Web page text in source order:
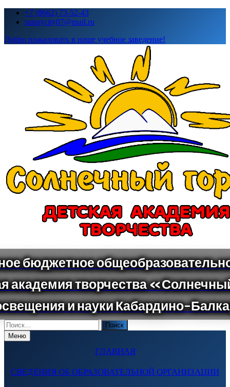
Перейти+7 (8662) 73-52-43
sunnycity07@mail.ru
Добро пожаловать в наше учебное заведение!
Поиск
по:Меню
ГЛАВНАЯ
СВЕДЕНИЯ ОБ ОБРАЗОВАТЕЛЬНОЙ ОРГАНИЗАЦИИ